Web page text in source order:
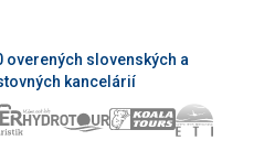
overených slovenských a
kancelárií